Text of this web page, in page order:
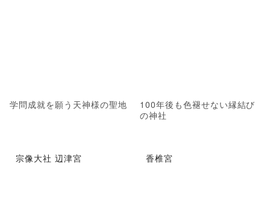
学問成就を願う天神様の聖地
100年後も色褪せない縁結び
の神社
宗像大社 辺津宮 香椎宮